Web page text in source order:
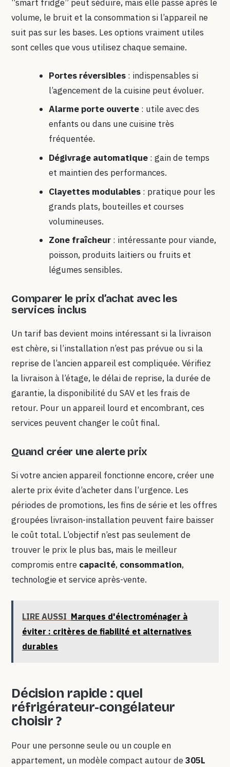
“smart fridge” peut séduire, mais elle passe après le
volume, le bruit et la consommation si l’appareil ne
suit pas sur les bases. Les options vraiment utiles
sont celles que vous utilisez chaque semaine.
Portes réversibles : indispensables si
l’agencement de la cuisine peut évoluer.
Alarme porte ouverte : utile avec des
enfants ou dans une cuisine très
fréquentée.
Dégivrage automatique : gain de temps
et maintien des performances.
Clayettes modulables : pratique pour les
grands plats, bouteilles et courses
volumineuses.
Zone fraîcheur : intéressante pour viande,
poisson, produits laitiers ou fruits et
légumes sensibles.
Comparer le prix d’achat avec les
services inclus
Un tarif bas devient moins intéressant si la livraison
est chère, si l’installation n’est pas prévue ou si la
reprise de l’ancien appareil est compliquée. Vérifiez
la livraison à l’étage, le délai de reprise, la durée de
garantie, la disponibilité du SAV et les frais de
retour. Pour un appareil lourd et encombrant, ces
services peuvent changer le coût final.
Quand créer une alerte prix
Si votre ancien appareil fonctionne encore, créer une
alerte prix évite d’acheter dans l’urgence. Les
périodes de promotions, les fins de série et les offres
groupées livraison-installation peuvent faire baisser
le coût total. L’objectif n’est pas seulement de
trouver le prix le plus bas, mais le meilleur
compromis entre capacité, consommation,
technologie et service après-vente.
LIRE AUSSI Marques d'électroménager à
éviter : critères de fiabilité et alternatives
durables
Décision rapide : quel
réfrigérateur-congélateur
choisir ?
Pour une personne seule ou un couple en
appartement, un modèle compact autour de305L